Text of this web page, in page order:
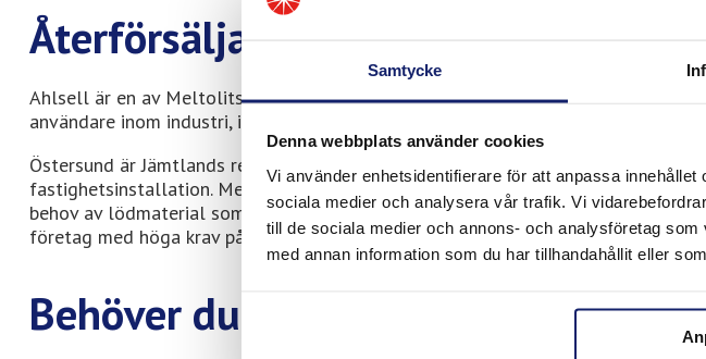
Samtycke
Denna webbplats använder cookies
Vi använder enhetsidentifierare för att anpassa
sociala medier och analysera vår trafik. Vi
till de sociala medier och annons- och analysföretag
med annan information som du har tillhandahållit eller
Återförsäljare av Meltolit i Östersund
Ahlsell är en av Meltolits återförsäljare i Östersund och erbjuder tillgång till
användare inom industri, installation och underhåll.
Östersund är Jämtlands residensstad och ett regionalt centrum för handel,
fastighetsinstallation. Med ett brett fastighetsbestånd och en aktiv bygg- och
behov av lödmaterial som håller – även i nordliga miljöer med stora
företag med höga krav på tillförlitlighet, jämn kvalitet och lång livslängd i sina
Behöver du teknisk rådgivning?